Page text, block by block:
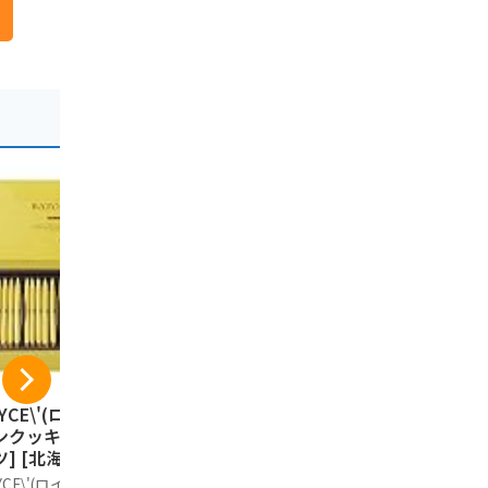
ロイズ) バ
クッキー[ココナ
] [北海道スイー
個 (x 1)